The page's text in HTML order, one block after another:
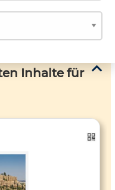
Inhalte für